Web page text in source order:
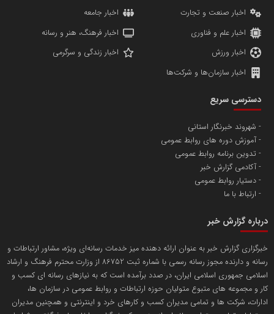
اخبار صنعت و تجارت
اخبار جامعه
اخبار علم و فناوری
اخبار فرهنگ، هنر و رسانه
اخبار ورزش
اخبار زندگی و سرگرمی
اخبار سازمان‌ها و شرکت‌ها
دسترسی سریع
شهروند خبرنگار استانی
آموزش دوره های روابط عمومی
تدوین برنامه روابط عمومی
آکادمی گزارش خبر
دستیار روابط عمومی
ارتباط با ما
درباره گزارش خبر
خبرگزاری گزارش خبر به عنوان ارائه دهنده میز خدمات رسانه‌ای ویژه، مشاور ارتباطات و
رسانه و دارنده مجوز رسانه رسمی با شماره ثبت 86752 از وزارت محترم فرهنگ و ارشاد
اسلامی جمهوری اسلامی ایران، در صدد برآمده است که به نیازهای رسانه ای کسب و
کار و مجموعه های متبوع متولیان حوزه ارتباطات و روابط عمومی در سازمان ها،
ادارات، شرکت ها و تمامی مدیران کسب و کارهای خرد و اینترنتی و همچنین مدیران